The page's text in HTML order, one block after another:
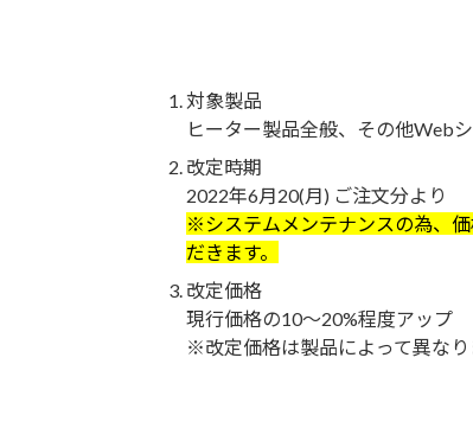
対象製品
ヒーター製品全般、その他Web
改定時期
2022年6月20(月) ご注文分より
※システムメンテナンスの為、
だきます。
改定価格
現行価格の10～20%程度アップ
※改定価格は製品によって異なり